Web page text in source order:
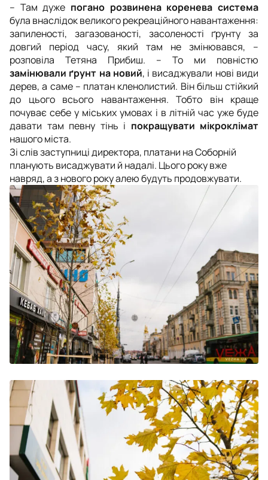
– Там дуже погано розвинена коренева система
була внаслідок великого рекреаційного навантаження:
запиленості, загазованості, засоленості ґрунту за
довгий період часу, який там не змінювався, –
розповіла Тетяна Прибиш. – То ми повністю
замінювали ґрунт на новий, і висаджували нові види
дерев, а саме – платан кленолистий. Він більш стійкий
до цього всього навантаження. Тобто він краще
почуває себе у міських умовах і в літній час уже буде
давати там певну тінь і покращувати мікроклімат
нашого міста.
Зі слів заступниці директора, платани на Соборній
планують висаджувати й надалі. Цього року вже
навряд, а з нового року алею будуть продовжувати.